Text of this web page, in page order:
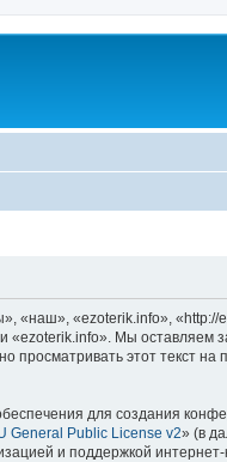
«ezoterik.info», «http://
Мы оставляем
этот текст
для создания
General Public License v2» (в
и поддержкой